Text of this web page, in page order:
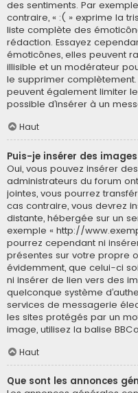
des sentiments. Par
contraire, « :( » exprime la
liste complète des
rédaction. Essayez
émoticônes, elles peuvent
illisible et un modérateur
le supprimer
peuvent également limiter
possible d’insérer à un
Haut
Puis-je insérer des
Oui, vous pouvez insérer
administrateurs du forum
jointes, vous pourrez
cas contraire, vous devrez
distante, hébergée sur un
exemple « http://
pourrez cependant ni
présentes sur votre propre
évidemment, que celui-ci
ni insérer de lien vers des
quelconque système
services de messagerie
les sites protégés par un
image, utilisez la balise
Haut
Que sont les annonces